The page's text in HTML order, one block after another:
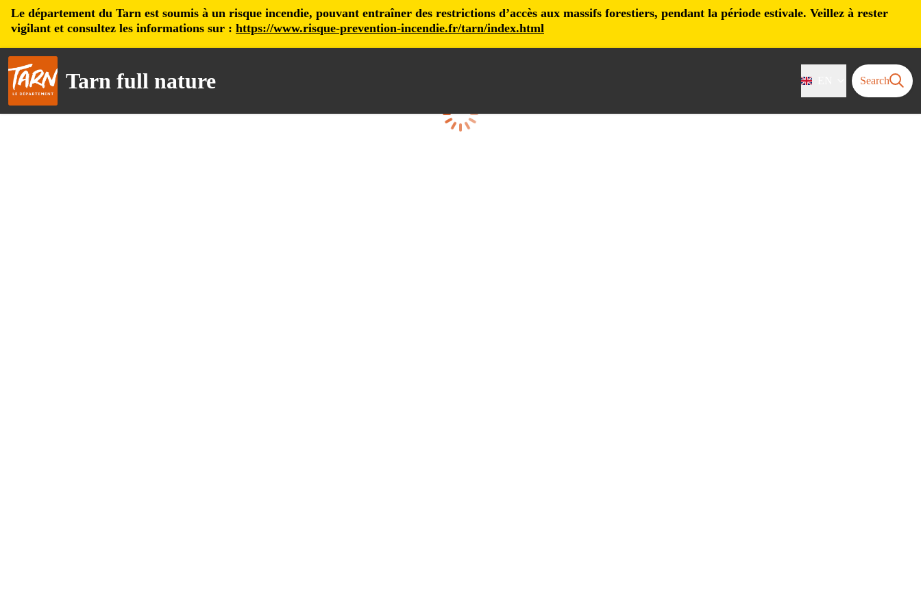
Le département du Tarn est soumis à un risque incendie, pouvant entraîner des restrictions d’accès aux massifs forestiers, pendant la période estivale. Veillez à rester
vigilant et consultez les informations sur : https://www.risque-prevention-incendie.fr/tarn/index.html
Tarn full nature Search
Loading